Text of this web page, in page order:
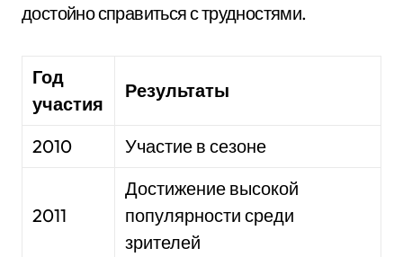
достойно справиться с трудностями.
Год
участия
Результаты
2010 Участие в сезоне
2011
Достижение высокой
популярности среди
зрителей